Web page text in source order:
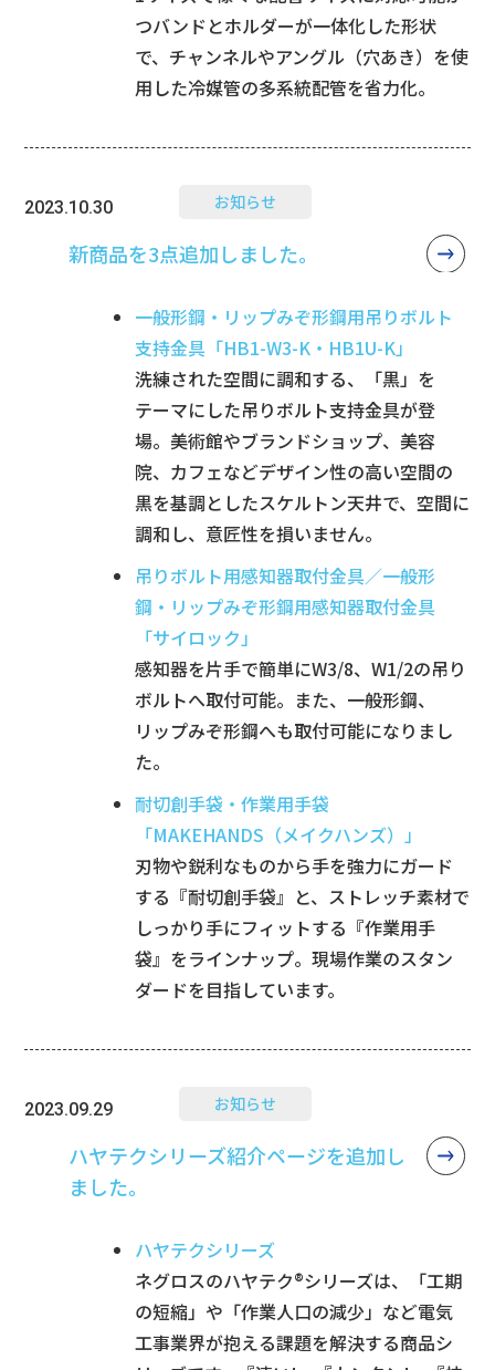
つバンドとホルダーが一体化した形状
で、チャンネルやアングル（穴あき）を使
用した冷媒管の多系統配管を省力化。
2023.10.30 お知らせ
新商品を3点追加しました。
一般形鋼・リップみぞ形鋼用吊りボルト
支持金具「HB1-W3-K・HB1U-K」
洗練された空間に調和する、「黒」を
テーマにした吊りボルト支持金具が登
場。美術館やブランドショップ、美容
院、カフェなどデザイン性の高い空間の
黒を基調としたスケルトン天井で、空間に
調和し、意匠性を損いません。
吊りボルト用感知器取付金具／一般形
鋼・リップみぞ形鋼用感知器取付金具
「サイロック」
感知器を片手で簡単にW3/8、W1/2の吊り
ボルトへ取付可能。また、一般形鋼、
リップみぞ形鋼へも取付可能になりまし
た。
耐切創手袋・作業用手袋
「MAKEHANDS（メイクハンズ）」
刃物や鋭利なものから手を強力にガード
する『耐切創手袋』と、ストレッチ素材で
しっかり手にフィットする『作業用手
袋』をラインナップ。現場作業のスタン
ダードを目指しています。
2023.09.29 お知らせ
ハヤテクシリーズ紹介ページを追加し
ました。
ハヤテクシリーズ
ネグロスのハヤテク®︎シリーズは、「工期
の短縮」や「作業人口の減少」など電気
工事業界が抱える課題を解決する商品シ